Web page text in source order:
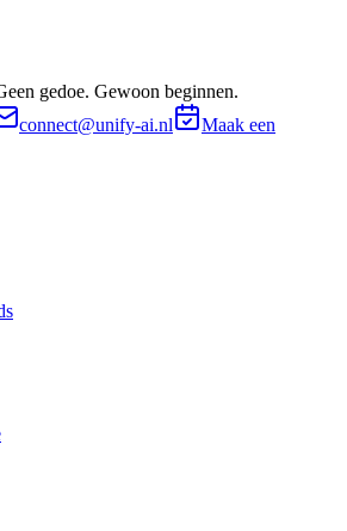
gedoe. Gewoon beginnen.
connect@unify-ai.nl
Maak een